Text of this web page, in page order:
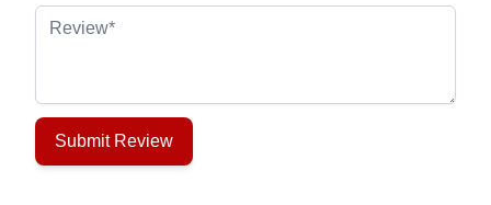
Review
Submit Review